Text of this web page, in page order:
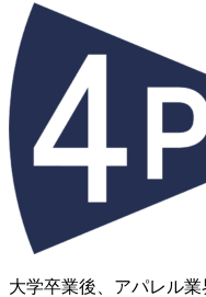
大学卒業後、アパレル